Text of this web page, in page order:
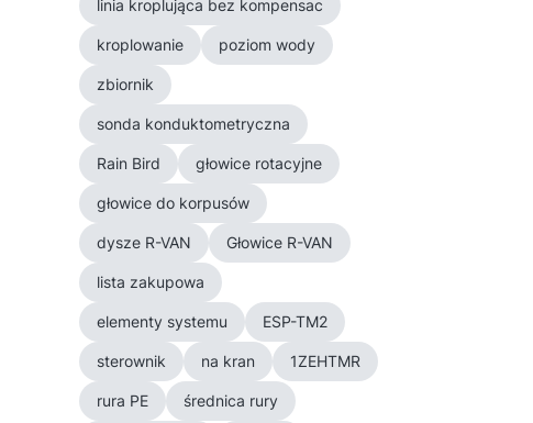
linia kroplująca bez kompensac
kroplowanie poziom wody
zbiornik
sonda konduktometryczna
Rain Bird głowice rotacyjne
głowice do korpusów
dysze R-VAN Głowice R-VAN
lista zakupowa
elementy systemu ESP-TM2
sterownik na kran 1ZEHTMR
rura PE średnica rury